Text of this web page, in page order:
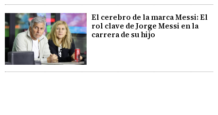
El cerebro de la marca Messi: El
rol clave de Jorge Messi en la
carrera de su hijo